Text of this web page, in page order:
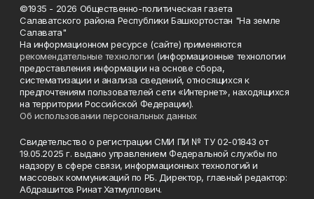
©1935 - 2026 Общественно-политическая газета
Салаватского района Республики Башкортостан "На земле
Салавата"
На информационном ресурсе (сайте) применяются
рекомендательные технологии (информационные технологии
предоставления информации на основе сбора,
систематизации и анализа сведений, относящихся к
предпочтениям пользователей сети «Интернет», находящихся
на территории Российской Федерации).
Об использовании персональных данных
Свидетельство о регистрации СМИ ПИ № ТУ 02-01843 от
19.05.2025 г. выдано управлением Федеральной службы по
надзору в сфере связи, информационных технологий и
массовых коммуникаций по РБ. Директор, главный редактор:
Абдрашитов Ринат Хатмуллович.